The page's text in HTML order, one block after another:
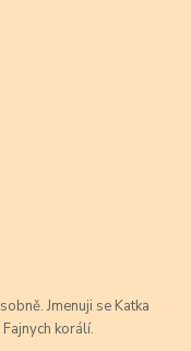
Jmenuji se Katka
korálí.